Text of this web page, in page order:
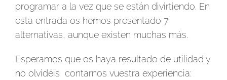
programar a la vez que se están divirtiendo. En
esta entrada os hemos presentado 7
alternativas, aunque existen muchas más.
Esperamos que os haya resultado de utilidad y
no olvidéis contarnos vuestra experiencia: